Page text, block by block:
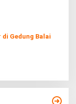
Gedung Balai